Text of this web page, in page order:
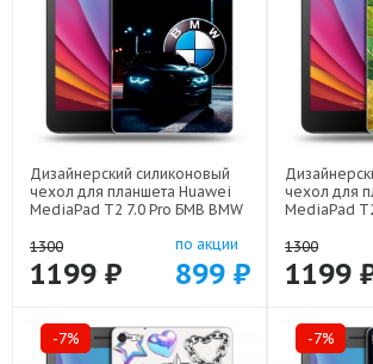
Дизайнерский силиконовый
чехол для планшета Huawei
MediaPad T2 7.0 Pro БМВ BMW
1300
1199 ₽
по акции
899 ₽
чехол для
MediaPad
1300
1199
-7% -7%